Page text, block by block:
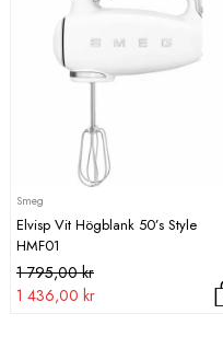
Smeg
Elvisp Vit Högblank 50’s Style
HMF01
1 795,00kr
Det
ursprungliga
1 436,00 kr
Det
nuvarande